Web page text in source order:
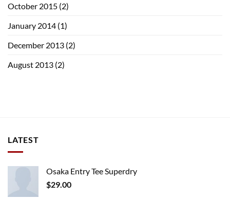
October 2015 (2)
January 2014 (1)
December 2013 (2)
August 2013 (2)
LATEST
Osaka Entry Tee Superdry
$29.00